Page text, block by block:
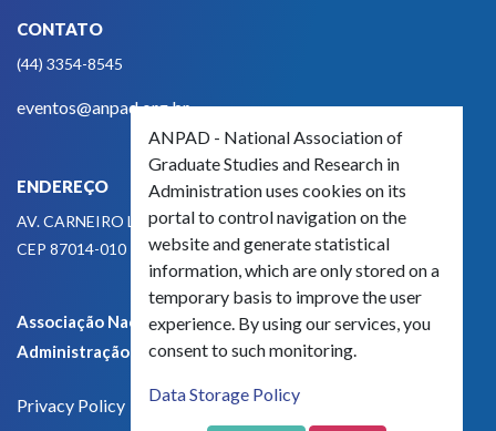
CONTATO
(44) 3354-8545
eventos@anpad.org.br
ENDEREÇO
AV. CARNEIRO LEÃO, 825
CEP 87014-010 - MARINGÁ, PR, BRASIL
Associação Nacional de Pós-Graduação e Pesquisa em
Administração - CNPJ 42.595.652/0001-66
Privacy Policy
ANPAD - National Association of
Graduate Studies and Research in
Administration uses cookies on its
portal to control navigation on the
website and generate statistical
information, which are only stored on a
temporary basis to improve the user
experience. By using our services, you
consent to such monitoring.
Data Storage Policy